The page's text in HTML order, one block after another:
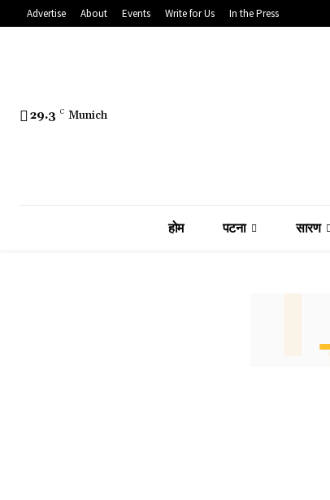
Advertise About Events Write for Us In the Press
29.3 C Munich
होम पटना सारण